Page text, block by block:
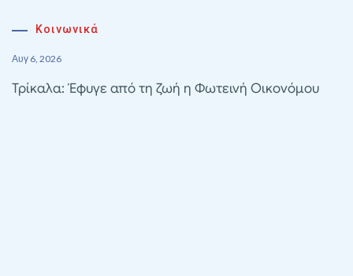
Κοινωνικά
Αυγ 6, 2026
Τρίκαλα: Έφυγε από τη ζωή η Φωτεινή Οικονόμου